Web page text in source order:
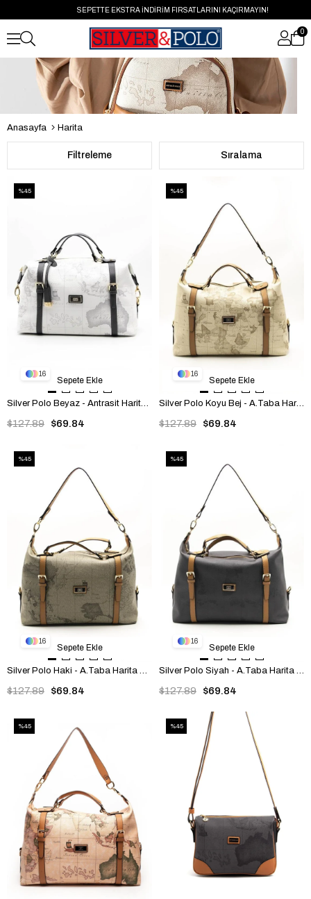
SEPETTE EKSTRA İNDİRİM FIRSATLARINI KAÇIRMAYIN!
0
Anasayfa Harita
Filtreleme Sıralama
16
Silver Polo Beyaz - Antrasit Harita Kadın Seyahat Çantası SP1064
$69.84
$127.89
Sepete Ekle
%45
16
Silver Polo Koyu Bej - A.Taba Harita Kadın Seyahat Çantası SP1064
$69.84
$127.89
Sepete Ekle
%45
16
Silver Polo Haki - A.Taba Harita Kadın Seyahat Çantası SP1064
$69.84
$127.89
Sepete Ekle
%45
16
Silver Polo Siyah - A.Taba Harita Kadın Seyahat Çantası SP1064
$69.84
$127.89
Sepete Ekle
%45
%45 %45